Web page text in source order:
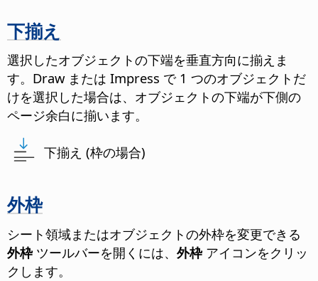
下揃え
選択したオブジェクトの下端を垂直方向に揃えま
す。Draw または Impress で 1 つのオブジェクトだ
けを選択した場合は、オブジェクトの下端が下側の
ページ余白に揃います。
下揃え (枠の場合)
外枠
シート領域またはオブジェクトの外枠を変更できる
外枠ツールバーを開くには、 外枠アイコンをクリッ
クします。